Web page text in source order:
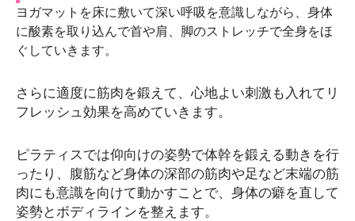
ヨガマットを床に敷いて深い呼吸を意識しながら、身体
に酸素を取り込んで首や肩、脚のストレッチで全身をほ
ぐしていきます。
さらに適度に筋肉を鍛えて、心地よい刺激も入れてリ
フレッシュ効果を高めていきます。
ピラティスでは仰向けの姿勢で体幹を鍛える動きを行
ったり、腹筋など身体の深部の筋肉や足など末端の筋
肉にも意識を向けて動かすことで、身体の癖を直して
姿勢とボディラインを整えます。